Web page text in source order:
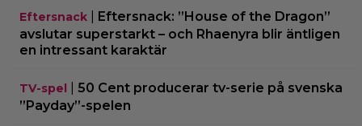
Eftersnack
Eftersnack: ”House of the Dragon”
avslutar superstarkt – och Rhaenyra blir äntligen
en intressant karaktär
TV-spel
50 Cent producerar tv-serie på svenska
”Payday”-spelen